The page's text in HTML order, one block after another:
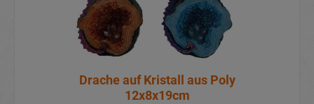
Drache auf Kristall aus Poly
12x8x19cm